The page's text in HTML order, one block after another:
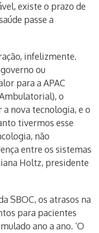
existe o prazo de
passe a
infelizmente.
ou
para a APAC
o
nova tecnologia, e o
tivermos esse
não
entre os sistemas
Holtz, presidente
SBOC, os atrasos na
para pacientes
ano a ano. ‘O